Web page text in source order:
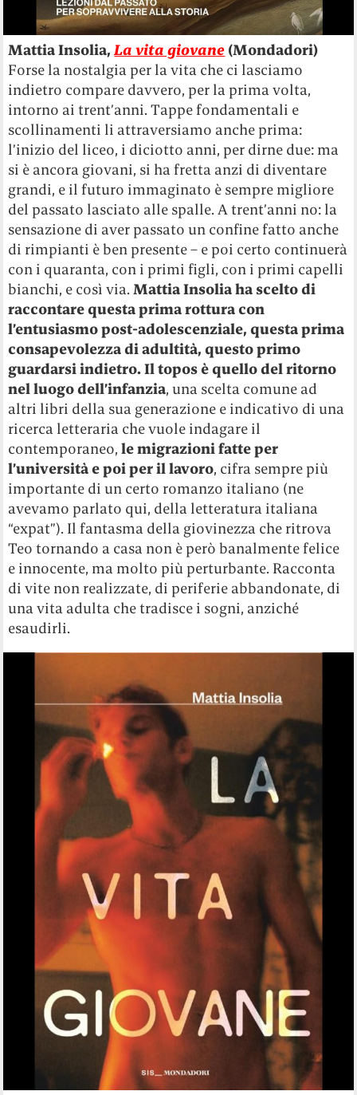
Mattia Insolia,La vita giovane (Mondadori)
Forse la nostalgia per la vita che ci lasciamo
indietro compare davvero, per la prima volta,
intorno ai trent’anni. Tappe fondamentali e
scollinamenti li attraversiamo anche prima:
l’inizio del liceo, i diciotto anni, per dirne due: ma
si è ancora giovani, si ha fretta anzi di diventare
grandi, e il futuro immaginato è sempre migliore
del passato lasciato alle spalle. A trent’anni no: la
sensazione di aver passato un confine fatto anche
di rimpianti è ben presente – e poi certo continuerà
con i quaranta, con i primi figli, con i primi capelli
bianchi, e così via.Mattia Insolia ha scelto di
raccontare questa prima rottura con
l’entusiasmo post-adolescenziale, questa prima
consapevolezza di adultità, questo primo
guardarsi indietro. Il topos è quello del ritorno
nel luogo dell’infanzia, una scelta comune ad
altri libri della sua generazione e indicativo di una
ricerca letteraria che vuole indagare il
contemporaneo,le migrazioni fatte per
l’università e poi per il lavoro, cifra sempre più
importante di un certo romanzo italiano (ne
avevamo parlato qui, della letteratura italiana
“expat”). Il fantasma della giovinezza che ritrova
Teo tornando a casa non è però banalmente felice
e innocente, ma molto più perturbante. Racconta
di vite non realizzate, di periferie abbandonate, di
una vita adulta che tradisce i sogni, anziché
esaudirli.